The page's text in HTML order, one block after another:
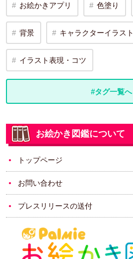
お絵かきアプリ 色塗り
背景 キャラクターイラスト
イラスト表現・コツ
#タグ一覧へ
お絵かき図鑑について
トップページ
お問い合わせ
プレスリリースの送付